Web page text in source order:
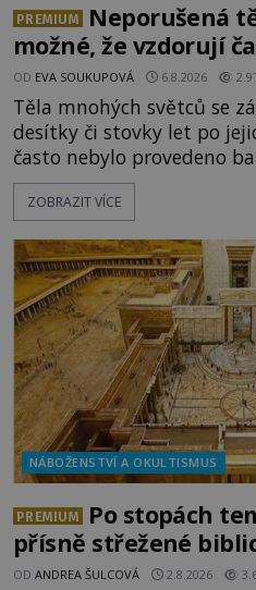
PREMIUM
Neporušená
možné, že vzdorují
OD EVA SOUKUPOVÁ 6.8.2026
Těla mnohých světců se
desítky či stovky let po
často nebylo provedeno
pokusy o konzervaci.
považovány za důkaz
osobností ochraňují? Na hřbitově u kláštera
Milosrdných
ZOBRAZIT VÍCE
NÁBOŽENSTVÍ A OKULTISMUS
PREMIUM
Po stopách
přísně střežené
OD ANDREA ŠULCOVÁ 2.8.2026